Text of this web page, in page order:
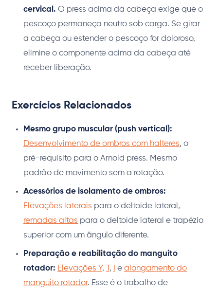
cervical. O press acima da cabeça exige que o
pescoço permaneça neutro sob carga. Se girar
a cabeça ou estender o pescoço for doloroso,
elimine o componente acima da cabeça até
receber liberação.
Exercícios Relacionados
Mesmo grupo muscular (push vertical):
Desenvolvimento de ombros com halteres, o
pré-requisito para o Arnold press. Mesmo
padrão de movimento sem a rotação.
Acessórios de isolamento de ombros:
Elevações laterais para o deltoide lateral,
remadas altas para o deltoide lateral e trapézio
superior com um ângulo diferente.
Preparação e reabilitação do manguito
rotador: Elevações Y, , e alongamento do
manguito rotador. Esse é o trabalho de